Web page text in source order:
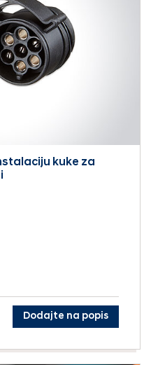
kuke za
Dodajte na popis